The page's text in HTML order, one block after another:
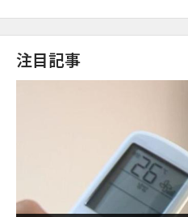
注目記事